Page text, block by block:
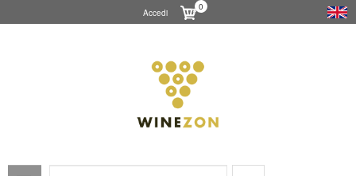
Accedi
0